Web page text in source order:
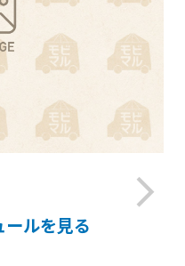
arrow_forward_ios
ルを見る